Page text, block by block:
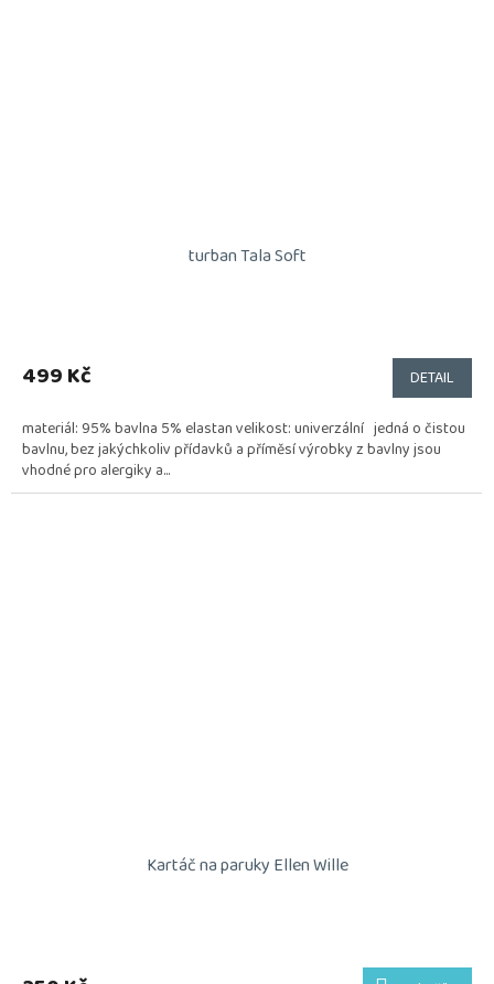
turban Tala Soft
499 Kč DETAIL
materiál: 95% bavlna 5% elastan velikost: univerzální jedná o čistou
bavlnu, bez jakýchkoliv přídavků a příměsí výrobky z bavlny jsou
vhodné pro alergiky a...
Kartáč na paruky Ellen Wille